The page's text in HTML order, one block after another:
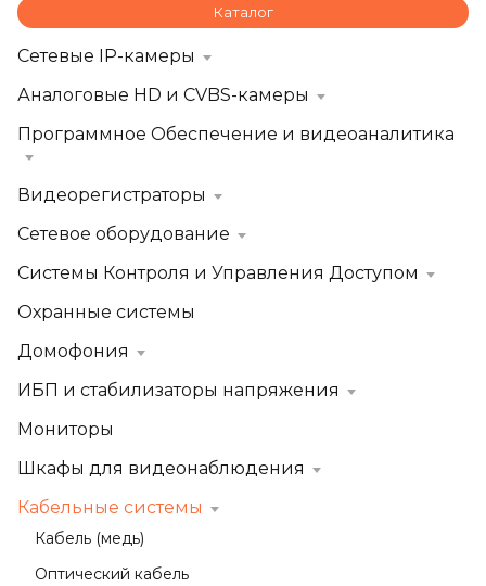
Каталог
Сетевые IP-камеры
Аналоговые HD и CVBS-камеры
Программное Обеспечение и видеоаналитика
Видеорегистраторы
Сетевое оборудование
Системы Контроля и Управления Доступом
Охранные системы
Домофония
ИБП и стабилизаторы напряжения
Мониторы
Шкафы для видеонаблюдения
Кабельные системы
Кабель (медь)
Оптический кабель